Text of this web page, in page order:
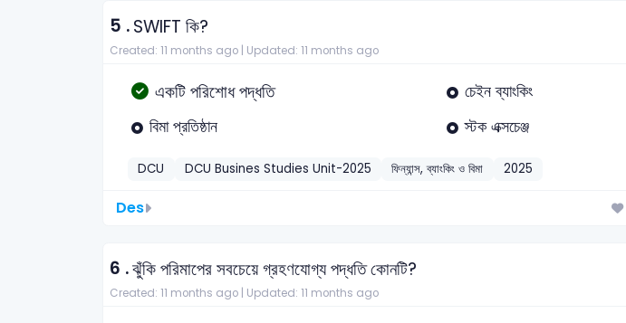
5 .SWIFT কি?
Created: 11 months ago | Updated: 11 months ago
একটি পরিশোধ পদ্ধতি
চেইন ব্যাংকিং
বিমা প্রতিষ্ঠান
স্টক এক্সচেঞ্জ
DCU DCU Busines Studies Unit-2025 ফিন্যান্স, ব্যাংকিং ও বিমা 2025
Des
6 .ঝুঁকি পরিমাপের সবচেয়ে গ্রহণযোগ্য পদ্ধতি কোনটি?
Created: 11 months ago | Updated: 11 months ago